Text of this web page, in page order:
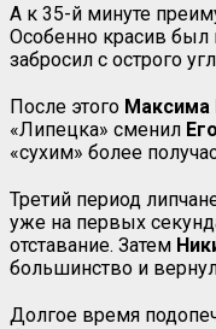
А к 35-й минуте
Особенно красив был
забросил с острого
После этого Максима
«Липецка» сменил
«сухим» более
Третий период
уже на первых
отставание. Затем
большинство и
Долгое время